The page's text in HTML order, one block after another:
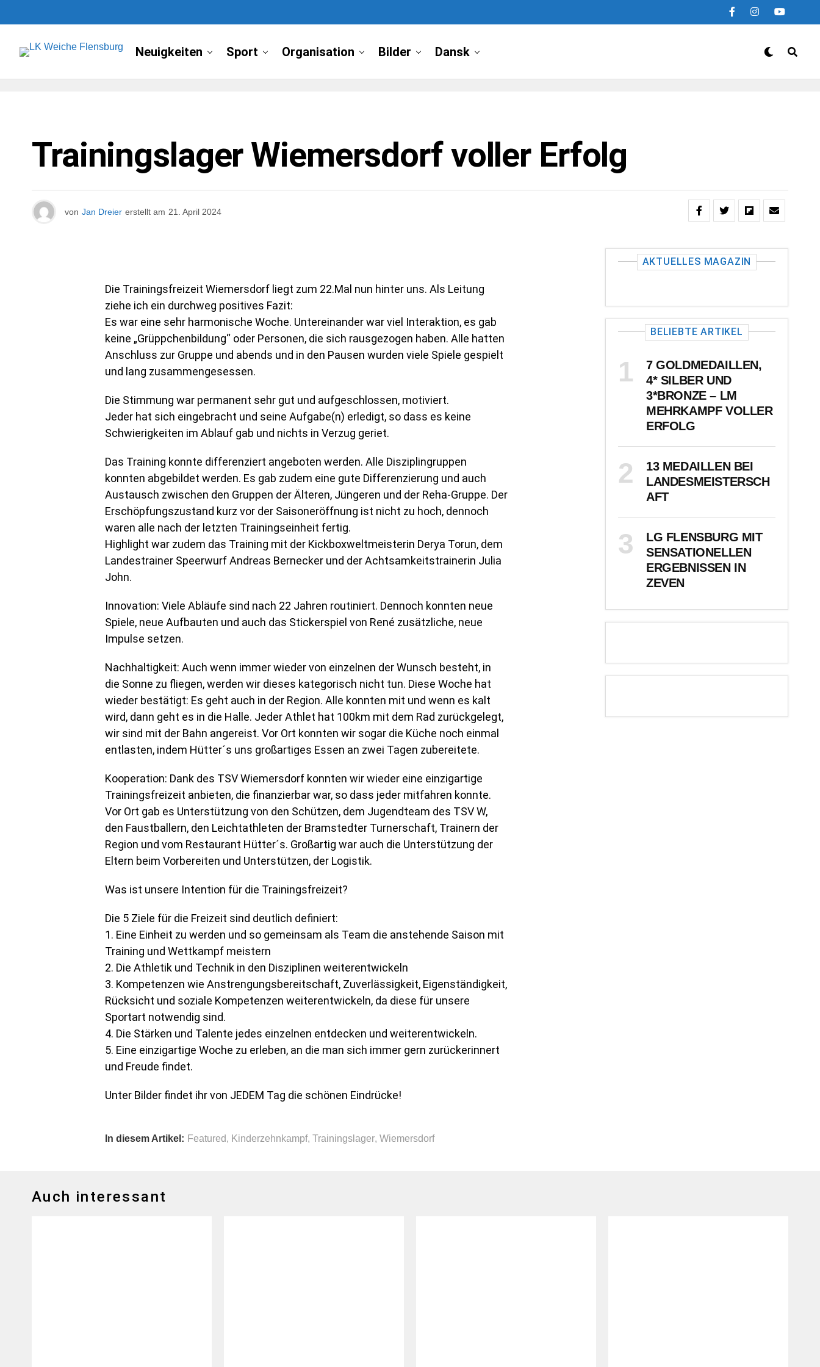
Neuigkeiten Sport Organisation Bilder Dansk
Trainingslager Wiemersdorf voller Erfolg
von Jan Dreier erstellt am 21. April 2024
Die Trainingsfreizeit Wiemersdorf liegt zum 22.Mal nun hinter uns. Als Leitung
ziehe ich ein durchweg positives Fazit:
Es war eine sehr harmonische Woche. Untereinander war viel Interaktion, es gab
keine „Grüppchenbildung“ oder Personen, die sich rausgezogen haben. Alle hatten
Anschluss zur Gruppe und abends und in den Pausen wurden viele Spiele gespielt
und lang zusammengesessen.
Die Stimmung war permanent sehr gut und aufgeschlossen, motiviert.
Jeder hat sich eingebracht und seine Aufgabe(n) erledigt, so dass es keine
Schwierigkeiten im Ablauf gab und nichts in Verzug geriet.
Das Training konnte differenziert angeboten werden. Alle Disziplingruppen
konnten abgebildet werden. Es gab zudem eine gute Differenzierung und auch
Austausch zwischen den Gruppen der Älteren, Jüngeren und der Reha-Gruppe. Der
Erschöpfungszustand kurz vor der Saisoneröffnung ist nicht zu hoch, dennoch
waren alle nach der letzten Trainingseinheit fertig.
Highlight war zudem das Training mit der Kickboxweltmeisterin Derya Torun, dem
Landestrainer Speerwurf Andreas Bernecker und der Achtsamkeitstrainerin Julia
John.
Innovation: Viele Abläufe sind nach 22 Jahren routiniert. Dennoch konnten neue
Spiele, neue Aufbauten und auch das Stickerspiel von René zusätzliche, neue
Impulse setzen.
Nachhaltigkeit: Auch wenn immer wieder von einzelnen der Wunsch besteht, in
die Sonne zu fliegen, werden wir dieses kategorisch nicht tun. Diese Woche hat
wieder bestätigt: Es geht auch in der Region. Alle konnten mit und wenn es kalt
wird, dann geht es in die Halle. Jeder Athlet hat 100km mit dem Rad zurückgelegt,
wir sind mit der Bahn angereist. Vor Ort konnten wir sogar die Küche noch einmal
entlasten, indem Hütter´s uns großartiges Essen an zwei Tagen zubereitete.
Kooperation: Dank des TSV Wiemersdorf konnten wir wieder eine einzigartige
Trainingsfreizeit anbieten, die finanzierbar war, so dass jeder mitfahren konnte.
Vor Ort gab es Unterstützung von den Schützen, dem Jugendteam des TSV W,
den Faustballern, den Leichtathleten der Bramstedter Turnerschaft, Trainern der
Region und vom Restaurant Hütter´s. Großartig war auch die Unterstützung der
Eltern beim Vorbereiten und Unterstützen, der Logistik.
Was ist unsere Intention für die Trainingsfreizeit?
Die 5 Ziele für die Freizeit sind deutlich definiert:
1. Eine Einheit zu werden und so gemeinsam als Team die anstehende Saison mit
Training und Wettkampf meistern
2. Die Athletik und Technik in den Disziplinen weiterentwickeln
3. Kompetenzen wie Anstrengungsbereitschaft, Zuverlässigkeit, Eigenständigkeit,
Rücksicht und soziale Kompetenzen weiterentwickeln, da diese für unsere
Sportart notwendig sind.
4. Die Stärken und Talente jedes einzelnen entdecken und weiterentwickeln.
5. Eine einzigartige Woche zu erleben, an die man sich immer gern zurückerinnert
und Freude findet.
Unter Bilder findet ihr von JEDEM Tag die schönen Eindrücke!
In diesem Artikel: Featured, Kinderzehnkampf, Trainingslager, Wiemersdorf
AKTUELLES MAGAZIN
BELIEBTE ARTIKEL
7 GOLDMEDAILLEN,
4* SILBER UND
3*BRONZE – LM
MEHRKAMPF VOLLER
ERFOLG
13 MEDAILLEN BEI
LANDESMEISTERSCH
AFT
LG FLENSBURG MIT
SENSATIONELLEN
ERGEBNISSEN IN
ZEVEN
Auch interessant